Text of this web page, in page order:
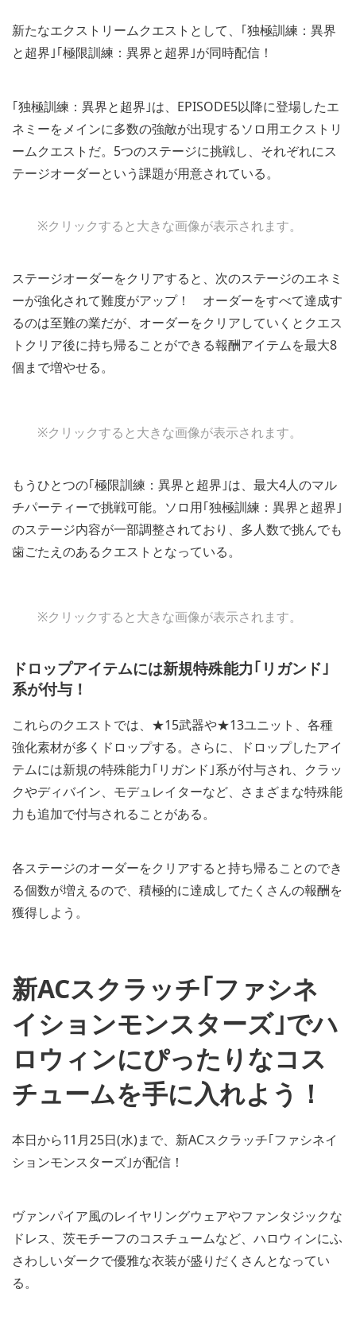
新たなエクストリームクエストとして、｢独極訓練：異界
と超界｣｢極限訓練：異界と超界｣が同時配信！
｢独極訓練：異界と超界｣は、EPISODE5以降に登場したエ
ネミーをメインに多数の強敵が出現するソロ用エクストリ
ームクエストだ。5つのステージに挑戦し、それぞれにス
テージオーダーという課題が用意されている。
※クリックすると大きな画像が表示されます。
ステージオーダーをクリアすると、次のステージのエネミ
ーが強化されて難度がアップ！ オーダーをすべて達成す
るのは至難の業だが、オーダーをクリアしていくとクエス
トクリア後に持ち帰ることができる報酬アイテムを最大8
個まで増やせる。
※クリックすると大きな画像が表示されます。
もうひとつの｢極限訓練：異界と超界｣は、最大4人のマル
チパーティーで挑戦可能。ソロ用｢独極訓練：異界と超界｣
のステージ内容が一部調整されており、多人数で挑んでも
歯ごたえのあるクエストとなっている。
※クリックすると大きな画像が表示されます。
ドロップアイテムには新規特殊能力｢リガンド｣
系が付与！
これらのクエストでは、★15武器や★13ユニット、各種
強化素材が多くドロップする。さらに、ドロップしたアイ
テムには新規の特殊能力｢リガンド｣系が付与され、クラッ
クやディバイン、モデュレイターなど、さまざまな特殊能
力も追加で付与されることがある。
各ステージのオーダーをクリアすると持ち帰ることのでき
る個数が増えるので、積極的に達成してたくさんの報酬を
獲得しよう。
新ACスクラッチ｢ファシネ
イションモンスターズ｣でハ
ロウィンにぴったりなコス
チュームを手に入れよう！
本日から11月25日(水)まで、新ACスクラッチ｢ファシネイ
ションモンスターズ｣が配信！
ヴァンパイア風のレイヤリングウェアやファンタジックな
ドレス、茨モチーフのコスチュームなど、ハロウィンにふ
さわしいダークで優雅な衣装が盛りだくさんとなってい
る。